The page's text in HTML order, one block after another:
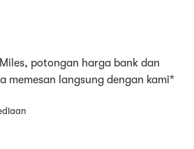
potongan harga bank dan
memesan langsung dengan kami*